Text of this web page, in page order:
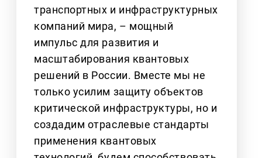
транспортных и инфраструктурных
компаний мира, – мощный
импульс для развития и
масштабирования квантовых
решений в России. Вместе мы не
только усилим защиту объектов
критической инфраструктуры, но и
создадим отраслевые стандарты
применения квантовых